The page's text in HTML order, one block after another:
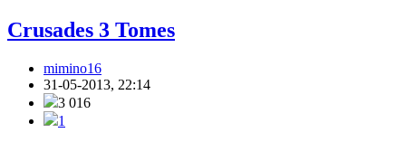
Crusades 3 Tomes
mimino16
31-05-2013, 22:14
3 016
1